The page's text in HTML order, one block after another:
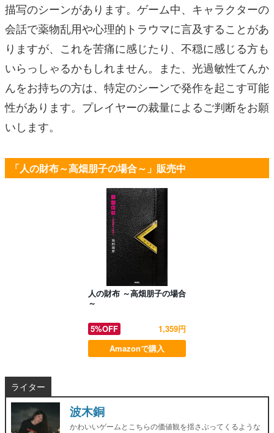
描写のシーンがあります。ゲーム中、キャラクターの
会話で薬物乱用や心理的トラウマに言及することがあ
りますが、これを苦痛に感じたり、不穏に感じる方も
いらっしゃるかもしれません。また、光過敏性てんか
んをお持ちの方は、特定のシーンで発作を起こす可能
性があります。プレイヤーの裁量によるご判断をお願
いします。
「人の財布～高畑朋子の場合～」販売中
人の財布 ～高畑朋子の場合
～
5%OFF
1,359円
Amazonで購入
ライター
波木銅
かわいいゲームとこちらの価値観を揺さぶってくるような